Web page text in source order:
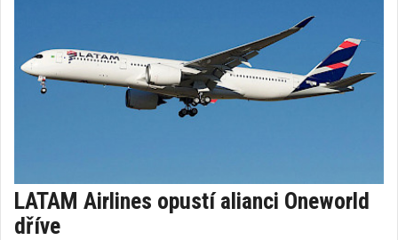
LATAM Airlines opustí alianci Oneworld
dříve